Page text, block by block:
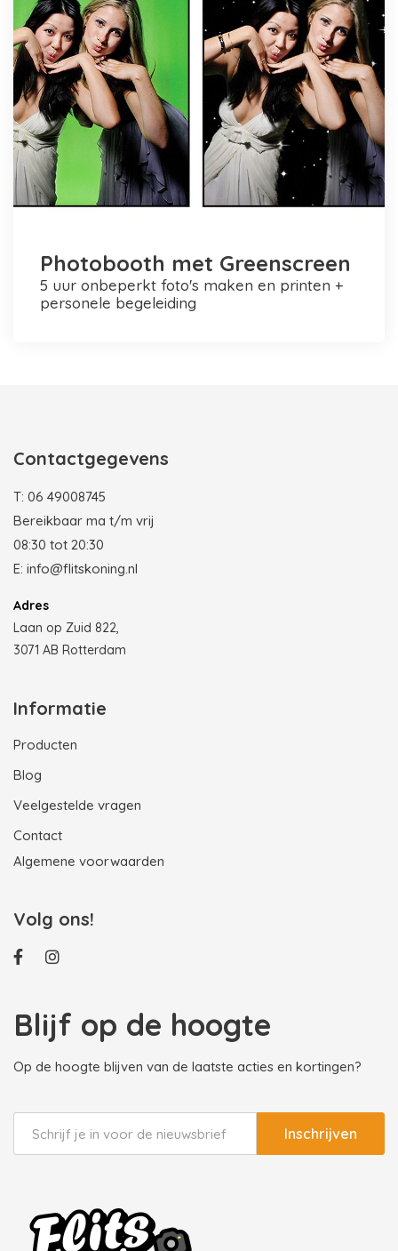
Photobooth met Greenscreen
5 uur onbeperkt foto's maken en printen +
personele begeleiding
Contactgegevens
T: 06 49008745
Bereikbaar ma t/m vrij
08:30 tot 20:30
E: info@flitskoning.nl
Adres
Laan op Zuid 822,
3071 AB Rotterdam
Informatie
Producten
Blog
Veelgestelde vragen
Contact
Algemene voorwaarden
Volg ons!
Blijf op de hoogte
Op de hoogte blijven van de laatste acties en kortingen?
Inschrijven